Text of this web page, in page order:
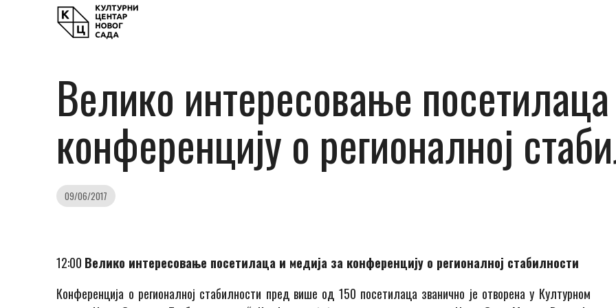
Велико интересовање
конференцију о регионалној
09/06/2017
12:00 Велико интересовање посетилаца и медија за конференцију о регионалној стабилности
Конференција о регионалној стабилности пред више од 150 посетилаца званично је отворена у Културном